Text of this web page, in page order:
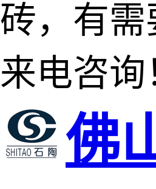
砖，有需
来电咨询
佛